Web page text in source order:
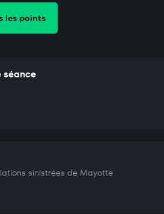
les points
séance
sinistrées de Mayotte